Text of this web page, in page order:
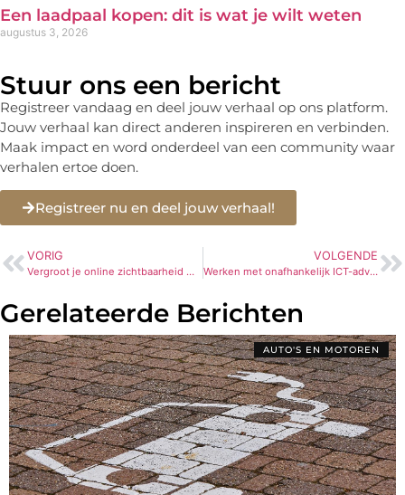
Een laadpaal kopen: dit is wat je wilt weten
augustus 3, 2026
Stuur ons een bericht
Registreer vandaag en deel jouw verhaal op ons platform.
Jouw verhaal kan direct anderen inspireren en verbinden.
Maak impact en word onderdeel van een community waar
verhalen ertoe doen.
Registreer nu en deel jouw verhaal!
VORIG
Vergroot je online zichtbaarheid met deze tips!
VOLGENDE
Werken met onafhankelijk ICT-advies
Gerelateerde Berichten
AUTO'S EN MOTOREN